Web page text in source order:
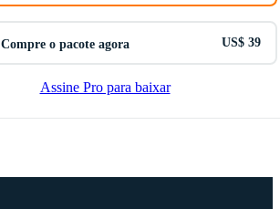
Compre o pacote agora US$ 39
Assine Pro para baixar